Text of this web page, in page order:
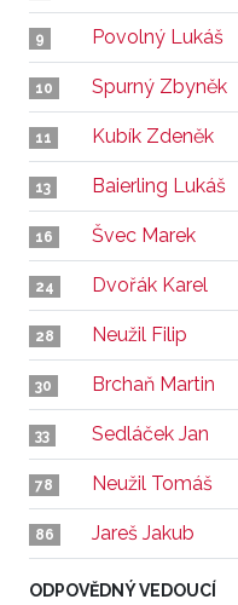
9 Povolný Lukáš
10 Spurný Zbyněk
11 Kubík Zdeněk
13 Baierling Lukáš
16 Švec Marek
24 Dvořák Karel
28 Neužil Filip
30 Brchaň Martin
33 Sedláček Jan
78 Neužil Tomáš
86 Jareš Jakub
ODPOVĚDNÝ VEDOUCÍ